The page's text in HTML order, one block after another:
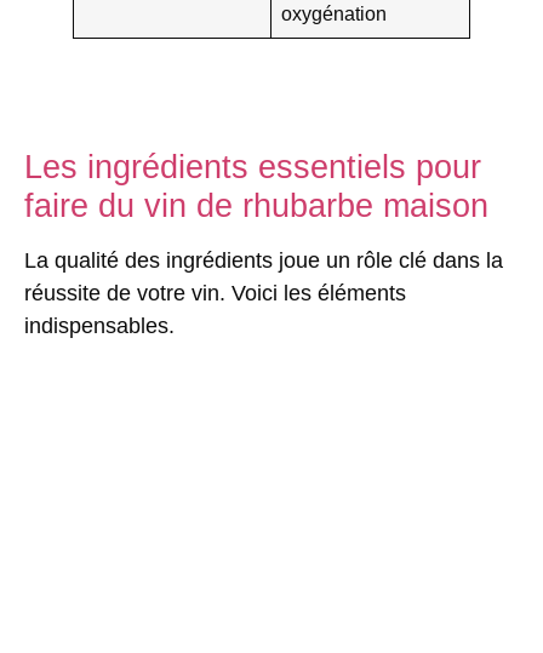
oxygénation
Les ingrédients essentiels pour
faire du vin de rhubarbe maison
La qualité des ingrédients joue un rôle clé dans la
réussite de votre vin. Voici les éléments
indispensables.